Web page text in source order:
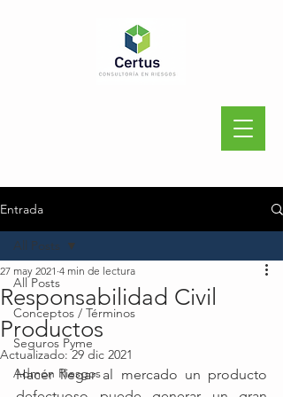
Entrada
All Posts
Conceptos / Términos
Seguros Pyme
Admón Riesgos
All Posts
Responsabilidad Civil
Productos
27 may 2021 4 min de lectura
Actualizado:29 dic 2021
Hacer llegar al mercado un producto